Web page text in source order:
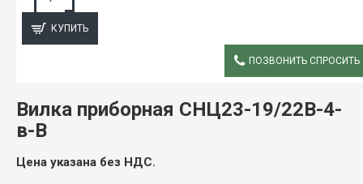
КУПИТЬ
ПОЗВОНИТЬ СПРОСИТЬ
Вилка приборная СНЦ23-19/22В-4-
в-В
Цена указана без НДС.